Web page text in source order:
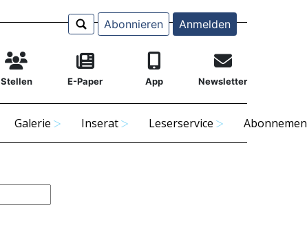
Abonnieren Anmelden
Stellen E-Paper App Newsletter
Galerie Inserat Leserservice